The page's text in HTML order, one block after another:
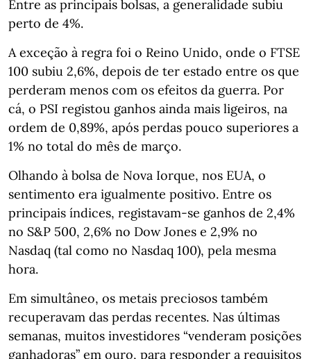
Entre as principais bolsas, a generalidade subiu
perto de 4%.
A exceção à regra foi o Reino Unido, onde o FTSE
100 subiu 2,6%, depois de ter estado entre os que
perderam menos com os efeitos da guerra. Por
cá, o PSI registou ganhos ainda mais ligeiros, na
ordem de 0,89%, após perdas pouco superiores a
1% no total do mês de março.
Olhando à bolsa de Nova Iorque, nos EUA, o
sentimento era igualmente positivo. Entre os
principais índices, registavam-se ganhos de 2,4%
no S&P 500, 2,6% no Dow Jones e 2,9% no
Nasdaq (tal como no Nasdaq 100), pela mesma
hora.
Em simultâneo, os metais preciosos também
recuperavam das perdas recentes. Nas últimas
semanas, muitos investidores “venderam posições
ganhadoras” em ouro, para responder a requisitos